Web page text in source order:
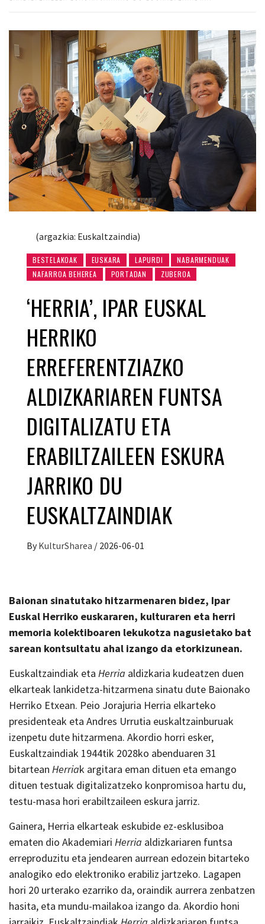
(argazkia: Euskaltzaindia)
BESTELAKOAK EUSKARA LAPURDI
NABARMENDUAK
NAFARROA BEHEREA
PORTADAN ZUBEROA
‘HERRIA’, IPAR EUSKAL
HERRIKO
ERREFERENTZIAZKO
ALDIZKARIAREN FUNTSA
DIGITALIZATU ETA
ERABILTZAILEEN ESKURA
JARRIKO DU
EUSKALTZAINDIAK
By KulturSharea / 2026-06-01
Baionan sinatutako hitzarmenaren bidez, Ipar
Euskal Herriko euskararen, kulturaren eta herri
memoria kolektiboaren lekukotza nagusietako bat
sarean kontsultatu ahal izango da etorkizunean.
Euskaltzaindiak eta Herria aldizkaria kudeatzen duen
elkarteak lankidetza-hitzarmena sinatu dute Baionako
Herriko Etxean. Peio Jorajuria Herria elkarteko
presidenteak eta Andres Urrutia euskaltzainburuak
izenpetu dute hitzarmena. Akordio horri esker,
Euskaltzaindiak 1944tik 2028ko abenduaren 31
bitartean Herriak argitara eman dituen eta emango
dituen testuak digitalizatzeko konpromisoa hartu du,
testu-masa hori erabiltzaileen eskura jarriz.
Gainera, Herria elkarteak eskubide ez-esklusiboa
ematen dio Akademiari Herria aldizkariaren funtsa
erreproduzitu eta jendearen aurrean edozein bitarteko
analogiko edo elektroniko erabiliz jartzeko. Lagapen
hori 20 urterako ezarriko da, oraindik aurrera zenbatzen
hasita, eta mundu-mailakoa izango da. Akordio honi